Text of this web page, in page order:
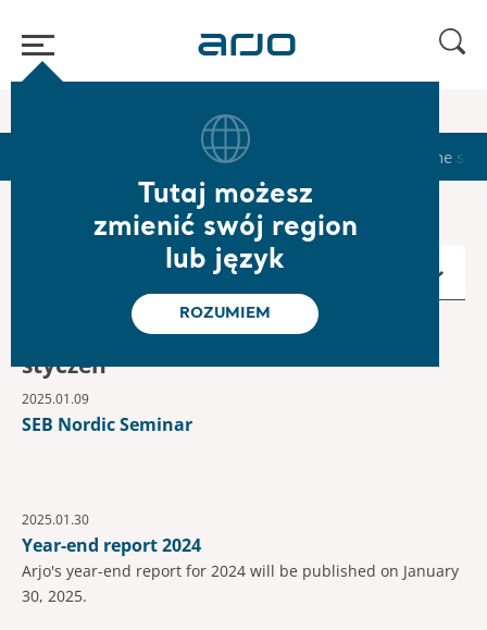
Tutaj możesz
zmienić swój region
lub język
ROZUMIEM
/ 2025
Reports & Presentations The
styczeń
2025.01.09
SEB Nordic Seminar
2025.01.30
Year-end report 2024
Arjo's year-end report for 2024 will be published on January
30, 2025.